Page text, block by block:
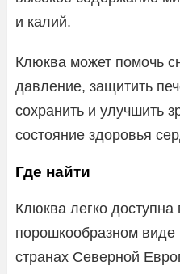
и калий.
Клюква может помочь
давление, защитить
сохранить и улучшить
состояние здоровья
Где найти
Клюква легко
порошкообразном
странах Северной